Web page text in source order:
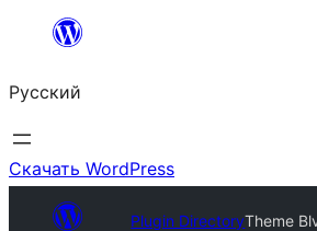
Перейти
содержимому
Русский
Скачать WordPress
Plugin DirectoryTheme